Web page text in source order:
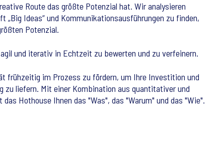
Route das größte Potenzial hat. Wir analysieren
Ideas“ und Kommunikationsausführungen zu finden,
Potenzial.
und iterativ in Echtzeit zu bewerten und zu verfeinern.
frühzeitig im Prozess zu fördern, um Ihre Investition und
zu liefern. Mit einer Kombination aus quantitativer und
Hothouse Ihnen das "Was", das "Warum" und das "Wie".